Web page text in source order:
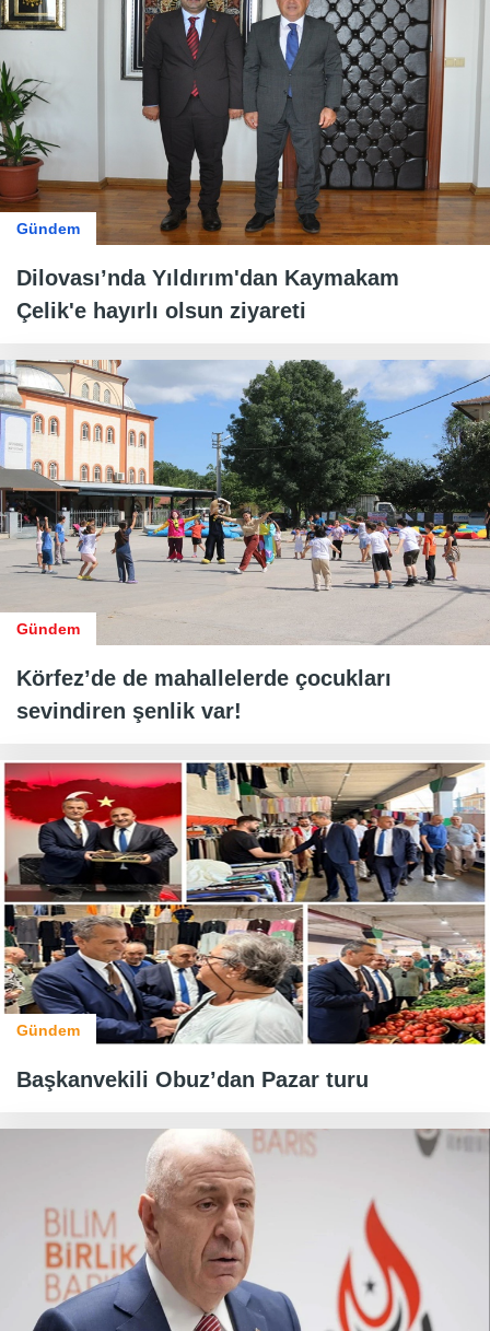
Gündem
Dilovası’nda Yıldırım'dan Kaymakam
Çelik'e hayırlı olsun ziyareti
Gündem
Körfez’de de mahallelerde çocukları
sevindiren şenlik var!
Gündem
Başkanvekili Obuz’dan Pazar turu